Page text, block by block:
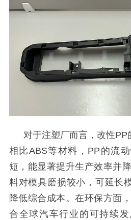
对于注塑厂而言，改性PP
相比ABS等材料，PP的流
短，能显著提升生产效率并
料对模具磨损较小，可延长
降低综合成本。在环保方面
合全球汽车行业的可持续